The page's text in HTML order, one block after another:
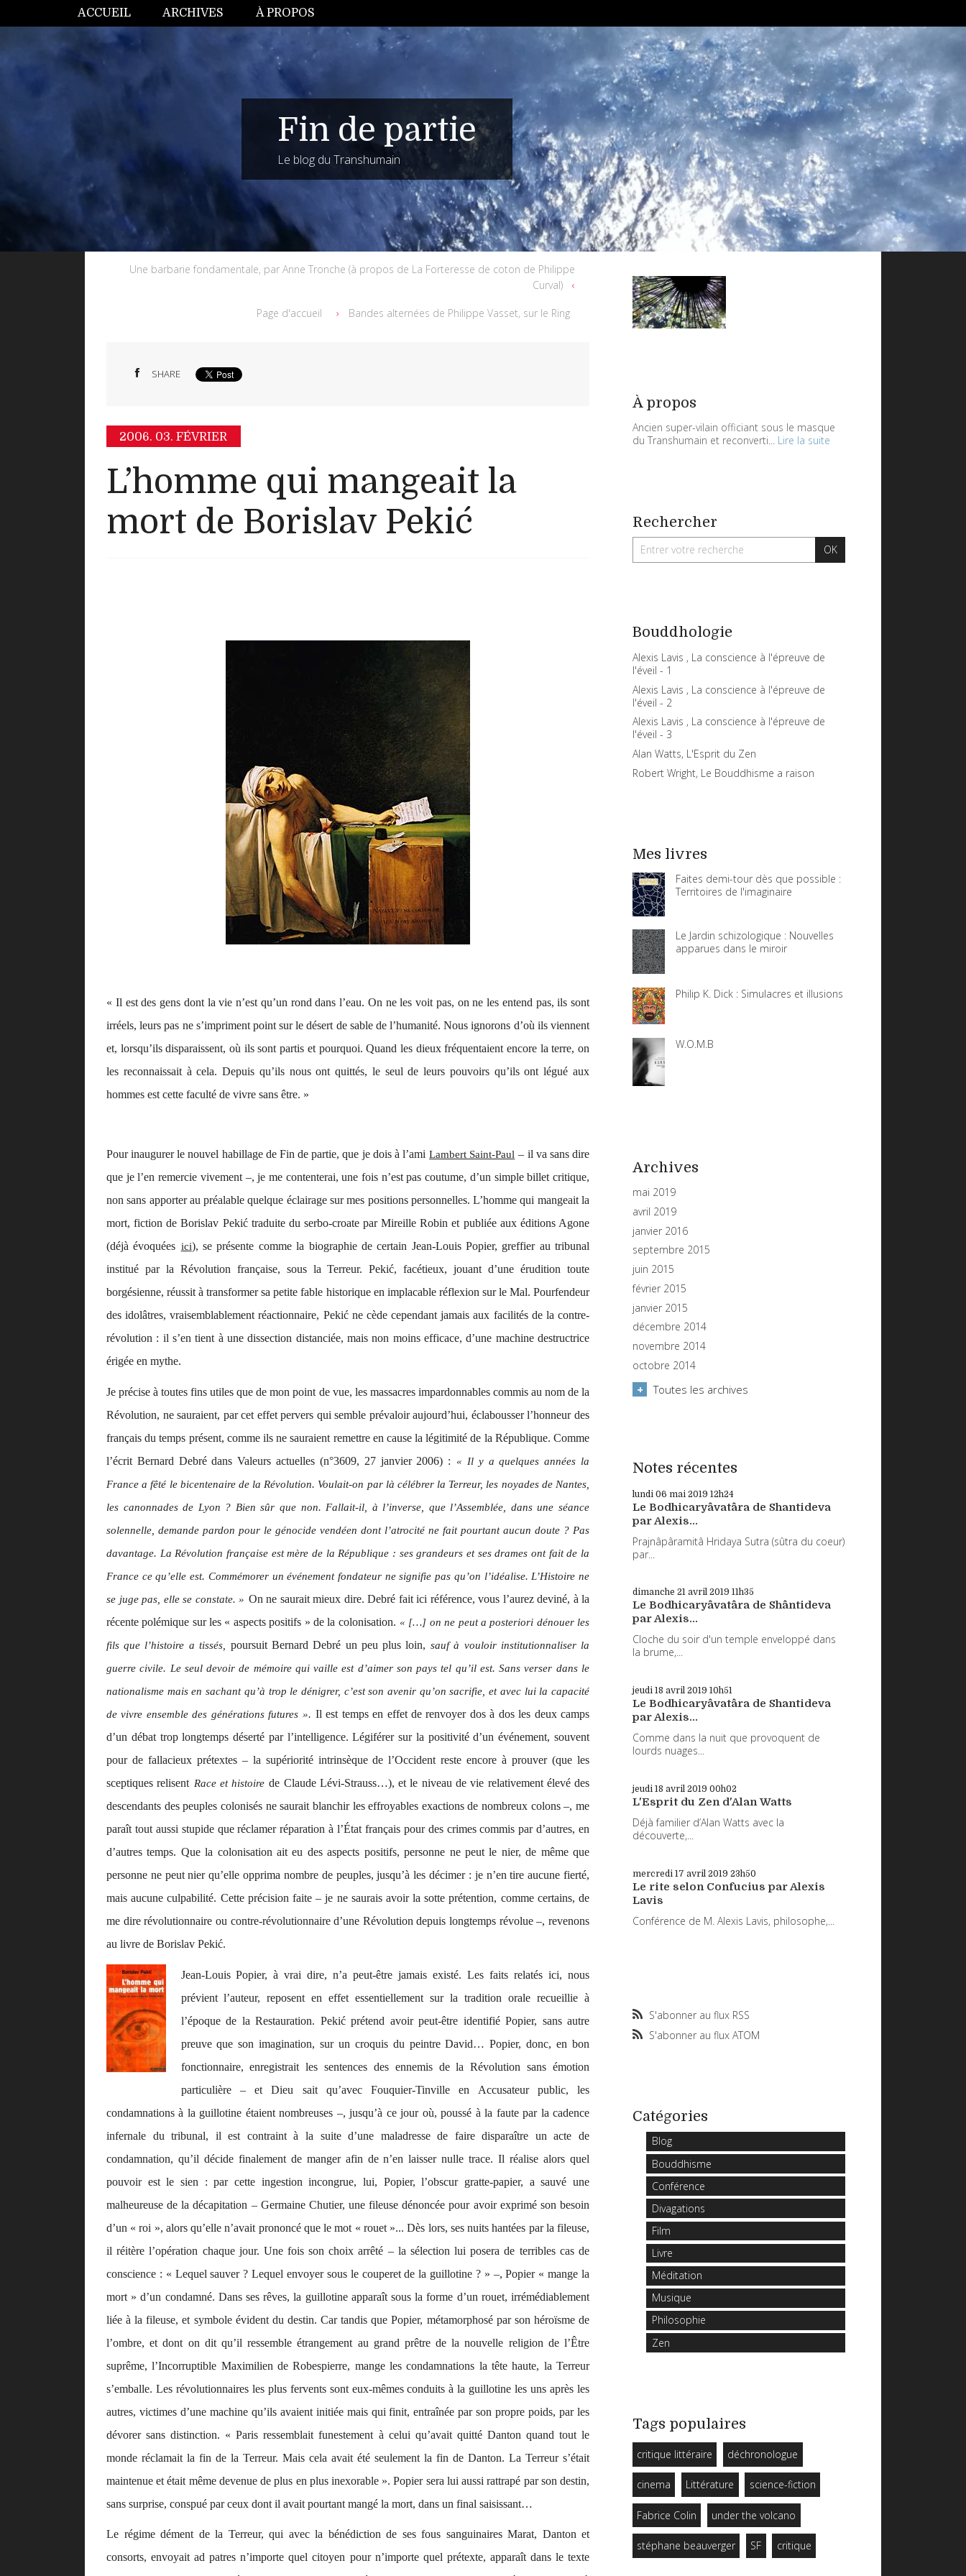
ACCUEIL ARCHIVES À PROPOS
Fin de partie
Le blog du Transhumain
Une barbarie fondamentale, par Anne Tronche (à propos de La Forteresse de coton de Philippe
Curval)
Page d'accueil Bandes alternées de Philippe Vasset, sur le Ring
SHARE
2006. 03. FÉVRIER
L’homme qui mangeait la
mort de Borislav Pekić
« Il est des gens dont la vie n’est qu’un rond dans l’eau. On ne les voit pas, on ne les entend pas, ils sont
irréels, leurs pas ne s’impriment point sur le désert de sable de l’humanité. Nous ignorons d’où ils viennent
et, lorsqu’ils disparaissent, où ils sont partis et pourquoi. Quand les dieux fréquentaient encore la terre, on
les reconnaissait à cela. Depuis qu’ils nous ont quittés, le seul de leurs pouvoirs qu’ils ont légué aux
hommes est cette faculté de vivre sans être. »
Pour inaugurer le nouvel habillage de Fin de partie, que je dois à l’ami Lambert Saint-Paul – il va sans dire
que je l’en remercie vivement –, je me contenterai, une fois n’est pas coutume, d’un simple billet critique,
non sans apporter au préalable quelque éclairage sur mes positions personnelles.L’homme qui mangeait la
mort, fiction de Borislav Pekić traduite du serbo-croate par Mireille Robin et publiée aux éditions Agone
(déjà évoquées ici), se présente comme la biographie de certain Jean-Louis Popier, greffier au tribunal
institué par la Révolution française, sous la Terreur. Pekić, facétieux, jouant d’une érudition toute
borgésienne, réussit à transformer sa petite fable historique en implacable réflexion sur le Mal. Pourfendeur
des idolâtres, vraisemblablement réactionnaire, Pekić ne cède cependant jamais aux facilités de la contre-
révolution : il s’en tient à une dissection distanciée, mais non moins efficace, d’une machine destructrice
érigée en mythe.
Je précise à toutes fins utiles que de mon point de vue, les massacres impardonnables commis au nom de la
Révolution, ne sauraient, par cet effet pervers qui semble prévaloir aujourd’hui, éclabousser l’honneur des
français du temps présent, comme ils ne sauraient remettre en cause la légitimité de la République. Comme
l’écrit Bernard Debré dansValeurs actuelles (n°3609, 27 janvier 2006) :
« Il y a quelques années la
France a fêté le bicentenaire de la Révolution. Voulait-on par là célébrer la Terreur, les noyades de Nantes,
les canonnades de Lyon ? Bien sûr que non. Fallait-il, à l’inverse, que l’Assemblée, dans une séance
solennelle, demande pardon pour le génocide vendéen dont l’atrocité ne fait pourtant aucun doute ? Pas
davantage. La Révolution française est mère de la République : ses grandeurs et ses drames ont fait de la
France ce qu’elle est. Commémorer un événement fondateur ne signifie pas qu’on l’idéalise. L’Histoire ne
se juge pas, elle se constate. » On ne saurait mieux dire. Debré fait ici référence, vous l’aurez deviné, à la
récente polémique sur les « aspects positifs » de la colonisation. « […] on ne peut a posteriori dénouer les
fils que l’histoire a tissés,
poursuit Bernard Debré un peu plus loin, sauf à vouloir institutionnaliser la
guerre civile. Le seul devoir de mémoire qui vaille est d’aimer son pays tel qu’il est. Sans verser dans le
nationalisme mais en sachant qu’à trop le dénigrer, c’est son avenir qu’on sacrifie, et avec lui la capacité
de vivre ensemble des générations futures ». Il est temps en effet de renvoyer dos à dos les deux camps
d’un débat trop longtemps déserté par l’intelligence. Légiférer sur la positivité d’un événement, souvent
pour de fallacieux prétextes – la supériorité intrinsèque de l’Occident reste encore à prouver (que les
sceptiques relisent Race et histoire de Claude Lévi-Strauss…), et le niveau de vie relativement élevé des
descendants des peuples colonisés ne saurait blanchir les effroyables exactions de nombreux colons –, me
paraît tout aussi stupide que réclamer réparation à l’État français pour des crimes commis par d’autres, en
d’autres temps. Que la colonisation ait eu des aspects positifs, personne ne peut le nier, de même que
personne ne peut nier qu’elle opprima nombre de peuples, jusqu’à les décimer : je n’en tire aucune fierté,
mais aucune culpabilité. Cette précision faite – je ne saurais avoir la sotte prétention, comme certains, de
me dire révolutionnaire ou contre-révolutionnaire d’une Révolution depuis longtemps révolue –, revenons
au livre de Borislav Pekić.
Jean-Louis Popier, à vrai dire, n’a peut-être jamais existé. Les faits relatés ici, nous
prévient l’auteur, reposent en effet essentiellement sur la tradition orale recueillie à
l’époque de la Restauration. Pekić prétend avoirpeut-être identifié Popier, sans autre
preuve que son imagination, sur un croquis du peintre David… Popier, donc, en bon
fonctionnaire, enregistrait les sentences des ennemis de la Révolution sans émotion
particulière – et Dieu sait qu’avec Fouquier-Tinville en Accusateur public, les
condamnations à la guillotine étaient nombreuses –, jusqu’à ce jour où, poussé à la faute par la cadence
infernale du tribunal, il est contraint à la suite d’une maladresse de faire disparaître un acte de
condamnation, qu’il décide finalement de manger afin de n’en laisser nulle trace. Il réalise alors quel
pouvoir est le sien : par cette ingestion incongrue, lui, Popier, l’obscur gratte-papier, a sauvé une
malheureuse de la décapitation – Germaine Chutier, une fileuse dénoncée pour avoir exprimé son besoin
d’un « roi », alors qu’elle n’avait prononcé que le mot « rouet »... Dès lors, ses nuits hantées par la fileuse,
il réitère l’opération chaque jour. Une fois son choix arrêté – la sélection lui posera de terribles cas de
conscience : « Lequel sauver ? Lequel envoyer sous le couperet de la guillotine ?» –, Popier « mange la
mort » d’un condamné. Dans ses rêves, la guillotine apparaît sous la forme d’un rouet, irrémédiablement
liée à la fileuse, et symbole évident du destin. Car tandis que Popier, métamorphosé par son héroïsme de
l’ombre, et dont on dit qu’il ressemble étrangement au grand prêtre de la nouvelle religion de l’Être
suprême, l’Incorruptible Maximilien de Robespierre, mange les condamnations la tête haute, la Terreur
s’emballe. Les révolutionnaires les plus fervents sont eux-mêmes conduits à la guillotine les uns après les
autres, victimes d’une machine qu’ils avaient initiée mais qui finit, entraînée par son propre poids, par les
dévorer sans distinction. « Paris ressemblait funestement à celui qu’avait quitté Danton quand tout le
monde réclamait la fin de la Terreur. Mais cela avait été seulement la fin de Danton. La Terreur s’était
maintenue et était même devenue de plus en plus inexorable ». Popier sera lui aussi rattrapé par son destin,
sans surprise, conspué par ceux dont il avait pourtant mangé la mort, dans un final saisissant…
Le régime dément de la Terreur, qui avec la bénédiction de ses fous sanguinaires Marat, Danton et
consorts, envoyaitad patres n’importe quel citoyen pour n’importe quel prétexte, apparaît dans le texte
À propos
Ancien super-vilain officiant sous le masque
du Transhumain et reconverti... Lire la suite
Rechercher
Bouddhologie
Alexis Lavis , La conscience à l'épreuve de
l'éveil - 1
Alexis Lavis , La conscience à l'épreuve de
l'éveil - 2
Alexis Lavis , La conscience à l'épreuve de
l'éveil - 3
Alan Watts, L'Esprit du Zen
Robert Wright, Le Bouddhisme a raison
Mes livres
Faites demi-tour dès que possible :
Territoires de l'imaginaire
Le Jardin schizologique : Nouvelles
apparues dans le miroir
Philip K. Dick : Simulacres et illusions
W.O.M.B
Archives
mai 2019
avril 2019
janvier 2016
septembre 2015
juin 2015
février 2015
janvier 2015
décembre 2014
novembre 2014
octobre 2014
Toutes les archives
Notes récentes
lundi 06 mai 2019 12h24
Le Bodhicaryâvatâra de Shantideva
par Alexis...
Prajnâpâramitâ Hridaya Sutra (sûtra du coeur)
par...
dimanche 21 avril 2019 11h35
Le Bodhicaryâvatâra de Shântideva
par Alexis...
Cloche du soir d'un temple enveloppé dans
la brume,...
jeudi 18 avril 2019 10h51
Le Bodhicaryâvatâra de Shantideva
par Alexis...
Comme dans la nuit que provoquent de
lourds nuages...
jeudi 18 avril 2019 00h02
L'Esprit du Zen d'Alan Watts
Déjà familier d’Alan Watts avec la
découverte,...
mercredi 17 avril 2019 23h50
Le rite selon Confucius par Alexis
Lavis
Conférence de M. Alexis Lavis, philosophe,...
S'abonner au flux RSS
S'abonner au flux ATOM
Catégories
Blog
Bouddhisme
Conférence
Divagations
Film
Livre
Méditation
Musique
Philosophie
Zen
Tags populaires
critique littéraire déchronologue
cinema Littérature science-fiction
Fabrice Colin under the volcano
stéphane beauverger SF critique